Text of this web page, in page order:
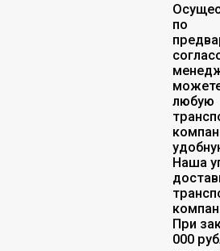
по
любую
Наша
При
000